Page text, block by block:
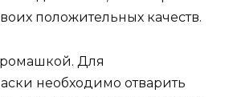
положительных качеств.
Для
необходимо отварить